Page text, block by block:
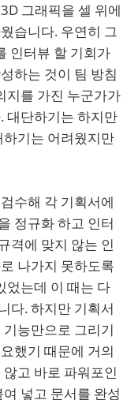
그래픽을 셀 위에
습니다. 우연히 그
인터뷰 할 기회가
하는 것이 팀 방침
지를 가진 누군가가
대단하기는 하지만
기는 어려웠지만
수해 각 기획서에
정규화 하고 인터
격에 맞지 않는 인
나가지 못하도록
었는데 이 때는 다
다. 하지만 기획서
능만으로 그리기
했기 때문에 거의
고 바로 파워포인
넣고 문서를 완성